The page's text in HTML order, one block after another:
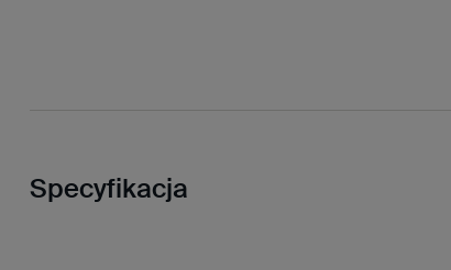
Specyfikacja